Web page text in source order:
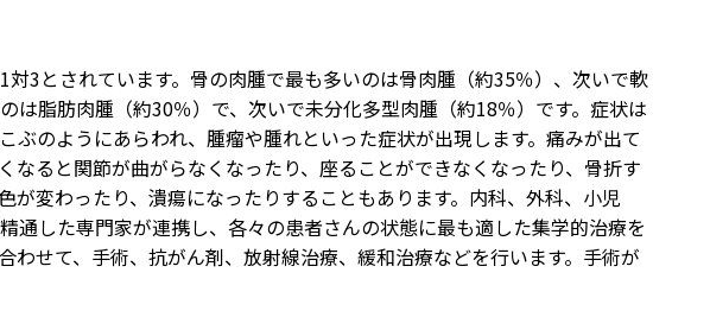
3とされています。骨の肉腫で最も多いのは骨肉腫（約35％）、次いで軟
は脂肪肉腫（約30％）で、次いで未分化多型肉腫（約18％）です。症状は
ぶのようにあらわれ、腫瘤や腫れといった症状が出現します。痛みが出て
なると関節が曲がらなくなったり、座ることができなくなったり、骨折す
が変わったり、潰瘍になったりすることもあります。内科、外科、小児
通した専門家が連携し、各々の患者さんの状態に最も適した集学的治療を
わせて、手術、抗がん剤、放射線治療、緩和治療などを行います。手術が